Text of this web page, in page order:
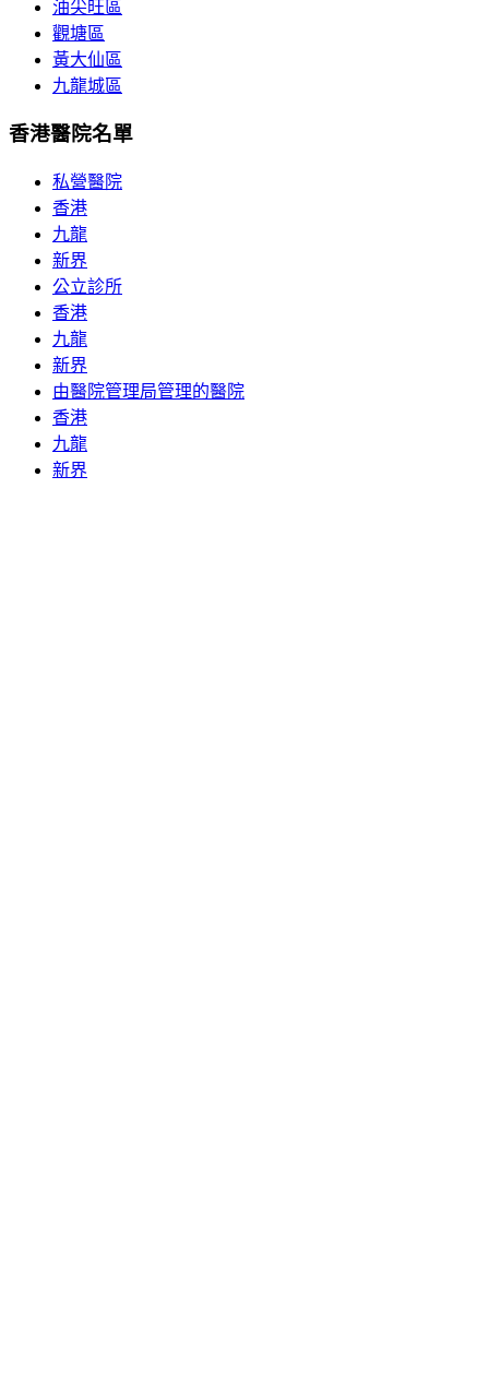
油尖旺區
觀塘區
黃大仙區
九龍城區
香港醫院名單
私營醫院
香港
九龍
新界
公立診所
香港
九龍
新界
由醫院管理局管理的醫院
香港
九龍
新界